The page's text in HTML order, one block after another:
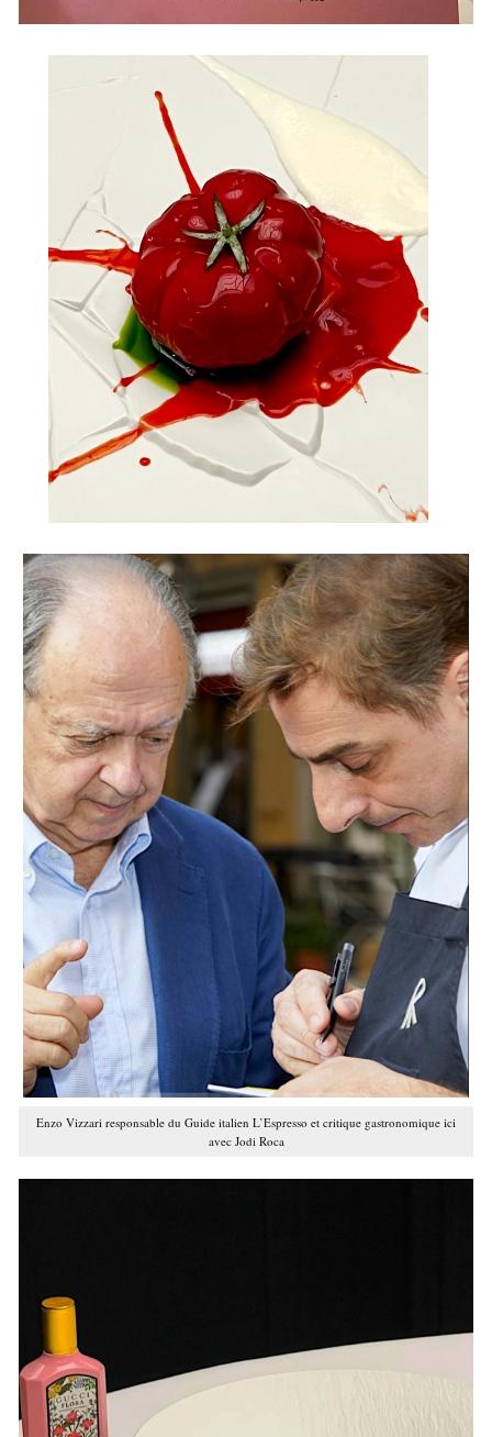
Enzo Vizzari responsable du Guide italien L’Espresso et critique gastronomique ici
avec Jodi Roca